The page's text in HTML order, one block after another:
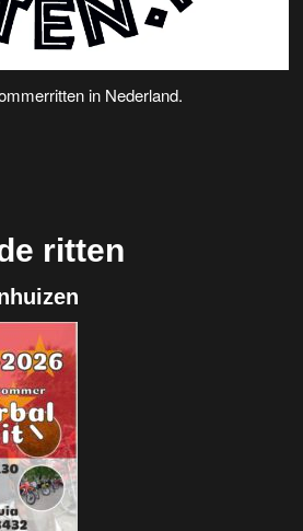
in Nederland.
ritten